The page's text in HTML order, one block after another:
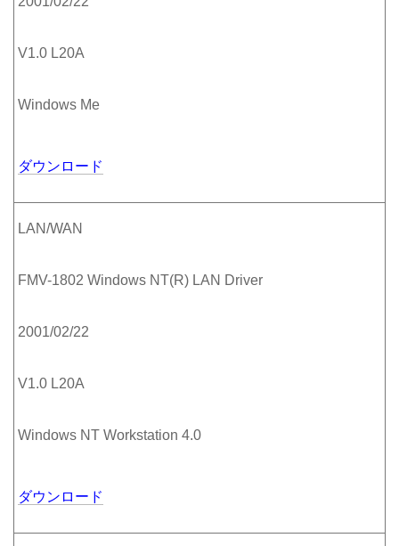
V1.0 L20A
Windows Me
ダウンロード
LAN/WAN
FMV-1802 Windows NT(R) LAN Driver
2001/02/22
V1.0 L20A
Windows NT Workstation 4.0
ダウンロード